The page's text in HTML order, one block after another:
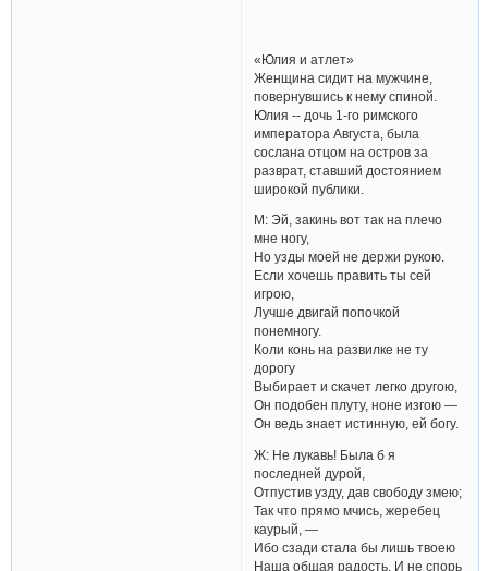
«Юлия и атлет»
Женщина сидит на мужчине,
повернувшись к нему спиной.
Юлия -- дочь 1-го римского
императора Августа, была
сослана отцом на остров за
разврат, ставший достоянием
широкой публики.
М: Эй, закинь вот так на плечо
мне ногу,
Но узды моей не держи рукою.
Если хочешь править ты сей
игрою,
Лучше двигай попочкой
понемногу.
Коли конь на развилке не ту
дорогу
Выбирает и скачет легко другою,
Он подобен плуту, ноне изгою —
Он ведь знает истинную, ей богу.
Ж: Не лукавь! Была б я
последней дурой,
Отпустив узду, дав свободу змею;
Так что прямо мчись, жеребец
каурый, —
Ибо сзади стала бы лишь твоею
Наша общая радость. И не спорь